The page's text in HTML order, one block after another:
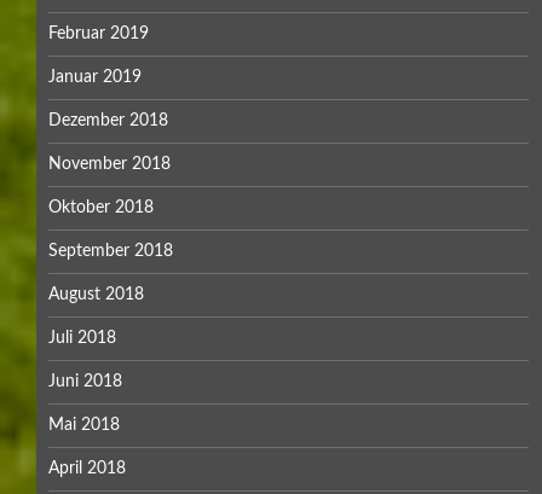
Februar 2019
Januar 2019
Dezember 2018
November 2018
Oktober 2018
September 2018
August 2018
Juli 2018
Juni 2018
Mai 2018
April 2018